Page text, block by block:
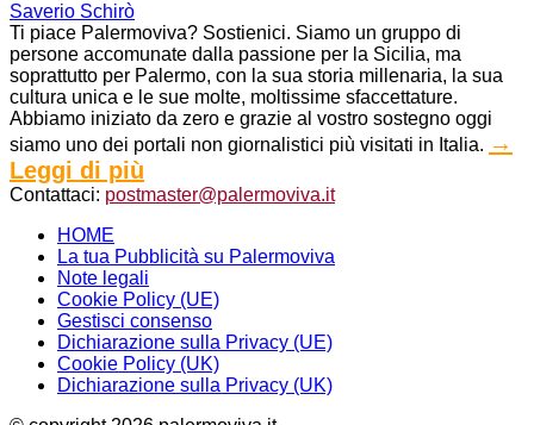
Saverio Schirò
Ti piace Palermoviva? Sostienici. Siamo un gruppo di
persone accomunate dalla passione per la Sicilia, ma
soprattutto per Palermo, con la sua storia millenaria, la sua
cultura unica e le sue molte, moltissime sfaccettature.
Abbiamo iniziato da zero e grazie al vostro sostegno oggi
siamo uno dei portali non giornalistici più visitati in Italia. →
Leggi di più
Contattaci: postmaster@palermoviva.it
HOME
La tua Pubblicità su Palermoviva
Note legali
Cookie Policy (UE)
Gestisci consenso
Dichiarazione sulla Privacy (UE)
Cookie Policy (UK)
Dichiarazione sulla Privacy (UK)